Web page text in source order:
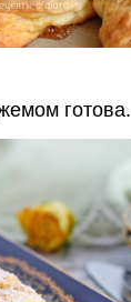
готова.